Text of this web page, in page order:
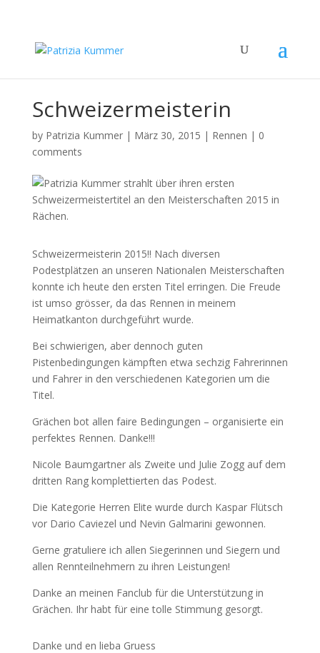
Schweizermeisterin
by Patrizia Kummer| März 30, 2015 | Rennen | 0
comments
Schweizermeisterin 2015!! Nach diversen
Podestplätzen an unseren Nationalen Meisterschaften
konnte ich heute den ersten Titel erringen. Die Freude
ist umso grösser, da das Rennen in meinem
Heimatkanton durchgeführt wurde.
Bei schwierigen, aber dennoch guten
Pistenbedingungen kämpften etwa sechzig Fahrerinnen
und Fahrer in den verschiedenen Kategorien um die
Titel.
Grächen bot allen faire Bedingungen – organisierte ein
perfektes Rennen. Danke!!!
Nicole Baumgartner als Zweite und Julie Zogg auf dem
dritten Rang komplettierten das Podest.
Die Kategorie Herren Elite wurde durch Kaspar Flütsch
vor Dario Caviezel und Nevin Galmarini gewonnen.
Gerne gratuliere ich allen Siegerinnen und Siegern und
allen Rennteilnehmern zu ihren Leistungen!
Danke an meinen Fanclub für die Unterstützung in
Grächen. Ihr habt für eine tolle Stimmung gesorgt.
Danke und en lieba Gruess